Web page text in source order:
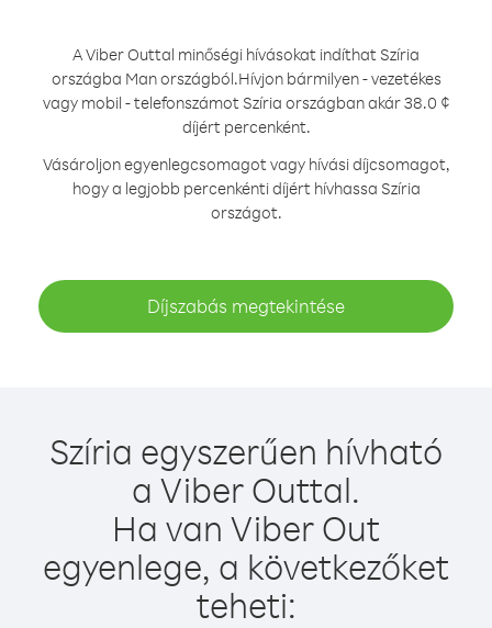
A Viber Outtal minőségi hívásokat indíthat Szíria
országba Man országból.Hívjon bármilyen - vezetékes
vagy mobil - telefonszámot Szíria országban akár 38.0 ¢
díjért percenként.
Vásároljon egyenlegcsomagot vagy hívási díjcsomagot,
hogy a legjobb percenkénti díjért hívhassa Szíria
országot.
Díjszabás megtekintése
Szíria egyszerűen hívható
a Viber Outtal.
Ha van Viber Out
egyenlege, a következőket
teheti: